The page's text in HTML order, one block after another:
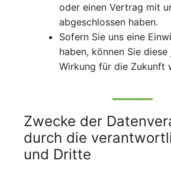
oder einen Vertrag mit
abgeschlossen haben.
Sofern Sie uns eine
haben, können Sie
Wirkung für die Zukunft
Zwecke der
durch die
und Dritte